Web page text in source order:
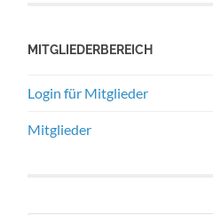
MITGLIEDERBEREICH
Login für Mitglieder
Mitglieder